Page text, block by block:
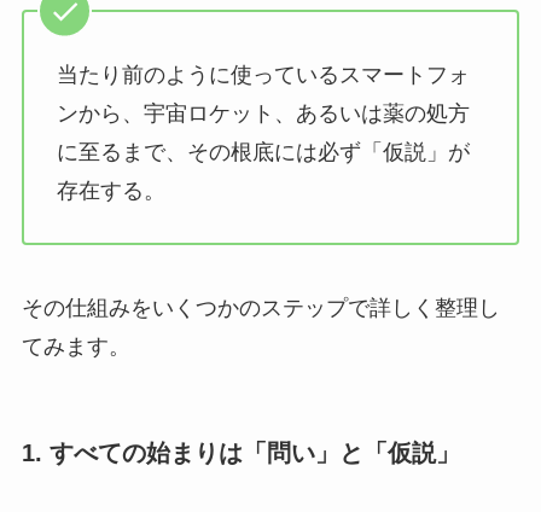
当たり前のように使っているスマートフォ
ンから、宇宙ロケット、あるいは薬の処方
に至るまで、その根底には必ず「仮説」が
存在する。
その仕組みをいくつかのステップで詳しく整理し
てみます。
1. すべての始まりは「問い」と「仮説」